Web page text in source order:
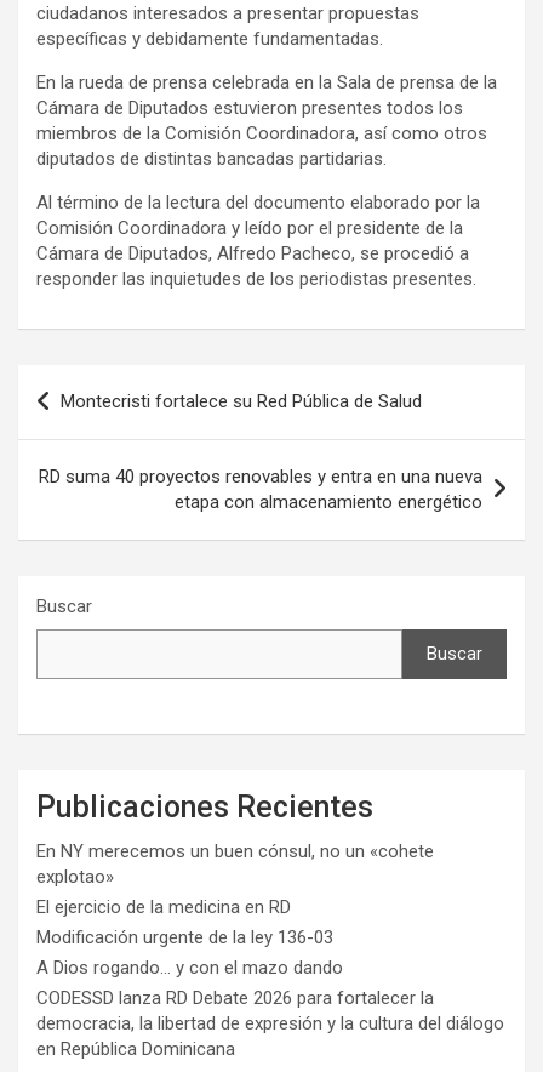
ciudadanos interesados a presentar propuestas
específicas y debidamente fundamentadas.
En la rueda de prensa celebrada en la Sala de prensa de la
Cámara de Diputados estuvieron presentes todos los
miembros de la Comisión Coordinadora, así como otros
diputados de distintas bancadas partidarias.
Al término de la lectura del documento elaborado por la
Comisión Coordinadora y leído por el presidente de la
Cámara de Diputados, Alfredo Pacheco, se procedió a
responder las inquietudes de los periodistas presentes.
Navegación
de
entradas
Montecristi fortalece su Red Pública de Salud
RD suma 40 proyectos renovables y entra en una nueva
etapa con almacenamiento energético
Buscar
Buscar
Publicaciones Recientes
En NY merecemos un buen cónsul, no un «cohete
explotao»
El ejercicio de la medicina en RD
Modificación urgente de la ley 136-03
A Dios rogando… y con el mazo dando
CODESSD lanza RD Debate 2026 para fortalecer la
democracia, la libertad de expresión y la cultura del diálogo
en República Dominicana